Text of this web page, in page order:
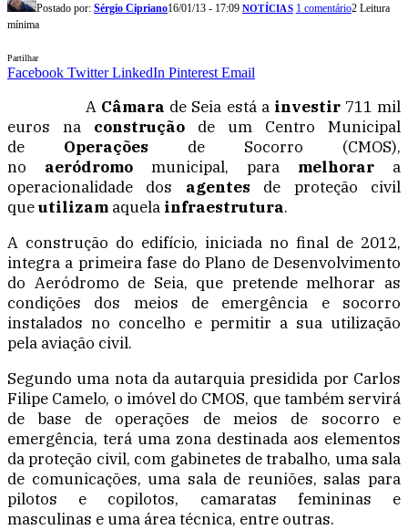
Postado por: Sérgio Cipriano16/01/13 - 17:09 NOTÍCIAS 1 comentário2 Leitura
mínima
Partilhar
Facebook Twitter LinkedIn Pinterest Email
A Câmara de Seia está a investir711 mil
euros na construção de um Centro Municipal
de Operações de Socorro (CMOS),
no aeródromo municipal, para melhorar a
operacionalidade dos agentes de proteção civil
queutilizam aquela infraestrutura.
A construção do edifício, iniciada no final de 2012,
integra a primeira fase do Plano de Desenvolvimento
do Aeródromo de Seia, que pretende melhorar as
condições dos meios de emergência e socorro
instalados no concelho e permitir a sua utilização
pela aviação civil.
Segundo uma nota da autarquia presidida por Carlos
Filipe Camelo, o imóvel do CMOS, que também servirá
de base de operações de meios de socorro e
emergência, terá uma zona destinada aos elementos
da proteção civil, com gabinetes de trabalho, uma sala
de comunicações, uma sala de reuniões, salas para
pilotos e copilotos, camaratas femininas e
masculinas e uma área técnica, entre outras.